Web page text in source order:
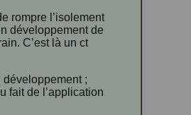
rompre l’isolement
développement de
C’est là un ct
;
fait de l’application